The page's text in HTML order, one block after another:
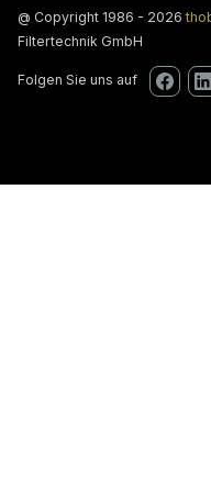
@ Copyright 1986 - 2026
Filtertechnik GmbH
Folgen Sie uns auf